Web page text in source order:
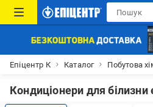
Епіцентр К Каталог Побутова
Кондиціонери для білизни